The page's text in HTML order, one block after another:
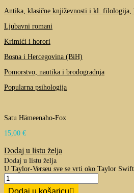
Antika, klasične književnosti i kl. filologija,
Ljubavni romani
Krimići i horori
Bosna i Hercegovina (BiH)
Pomorstvo, nautika i brodogradnja
Popularna psihologija
Satu Hämeenaho-Fox
15,00 €
Dodaj u listu želja
Dodaj u listu želja
U Taylor-Verseu sve se vrti oko Taylor
Dodaj u košaricu